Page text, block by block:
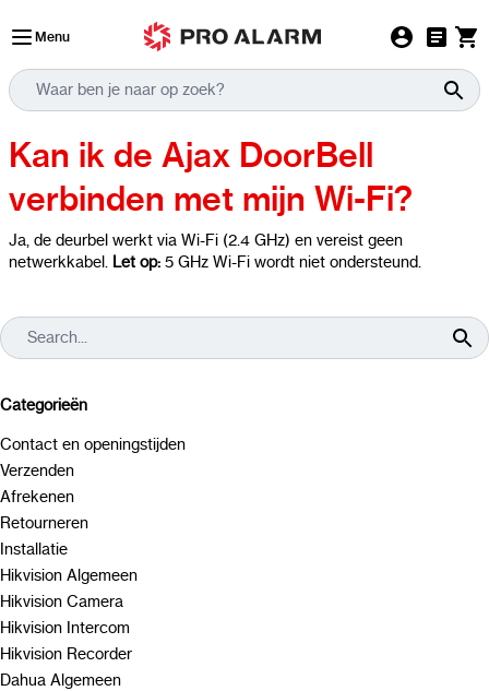
Menu
Kan ik de Ajax DoorBell
verbinden met mijn Wi-Fi?
Ja, de deurbel werkt via Wi-Fi (2.4 GHz) en vereist geen
netwerkkabel. Let op: 5 GHz Wi-Fi wordt niet ondersteund.
Categorieën
Contact en openingstijden
Verzenden
Afrekenen
Retourneren
Installatie
Hikvision Algemeen
Hikvision Camera
Hikvision Intercom
Hikvision Recorder
Dahua Algemeen